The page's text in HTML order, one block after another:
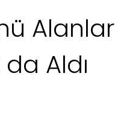
Alanlar
Aldı